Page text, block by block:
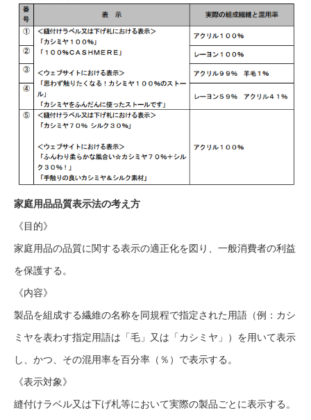
家庭用品品質表示法の考え方
《目的》
家庭用品の品質に関する表示の適正化を図り、一般消費者の利益
を保護する。
《内容》
製品を組成する繊維の名称を同規程で指定された用語（例：カシ
ミヤを表わす指定用語は「毛」又は「カシミヤ」）を用いて表示
し、かつ、その混用率を百分率（％）で表示する。
《表示対象》
縫付けラベル又は下げ札等において実際の製品ごとに表示する。